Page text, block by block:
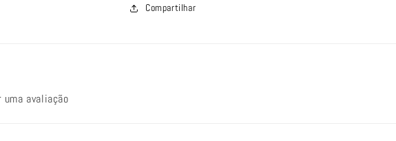
Compartilhar
avaliação